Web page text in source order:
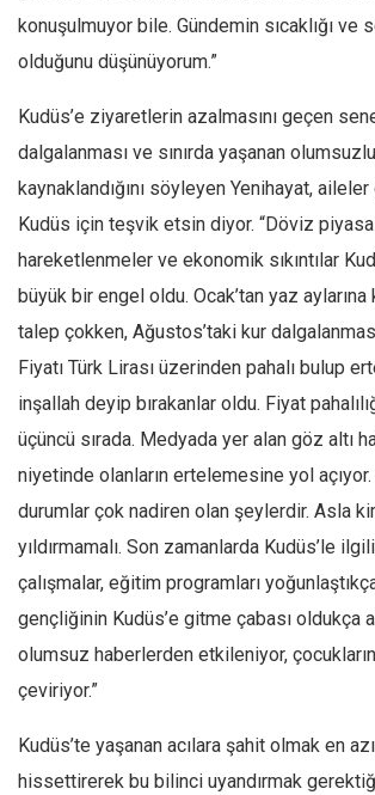
konuşulmuyor bile. Gündemin sıcaklığı ve
olduğunu düşünüyorum.”
Kudüs’e ziyaretlerin azalmasını geçen
dalgalanması ve sınırda yaşanan
kaynaklandığını söyleyen Yenihayat, aileler
Kudüs için teşvik etsin diyor. “Döviz
hareketlenmeler ve ekonomik sıkıntılar
büyük bir engel oldu. Ocak’tan yaz aylarına
talep çokken, Ağustos’taki kur
Fiyatı Türk Lirası üzerinden pahalı bulup
inşallah deyip bırakanlar oldu. Fiyat
üçüncü sırada. Medyada yer alan göz altı
niyetinde olanların ertelemesine yol
durumlar çok nadiren olan şeylerdir. Asla
yıldırmamalı. Son zamanlarda Kudüs’le
çalışmalar, eğitim programları
gençliğinin Kudüs’e gitme çabası oldukça
olumsuz haberlerden etkileniyor,
çeviriyor.”
Kudüs’te yaşanan acılara şahit olmak en
hissettirerek bu bilinci uyandırmak